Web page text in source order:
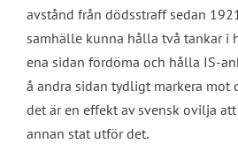
avstånd från dödsstraff sedan
samhälle kunna hålla två tankar i
ena sidan fördöma och hålla IS-
å andra sidan tydligt markera mot
det är en effekt av svensk ovilja
annan stat utför det.